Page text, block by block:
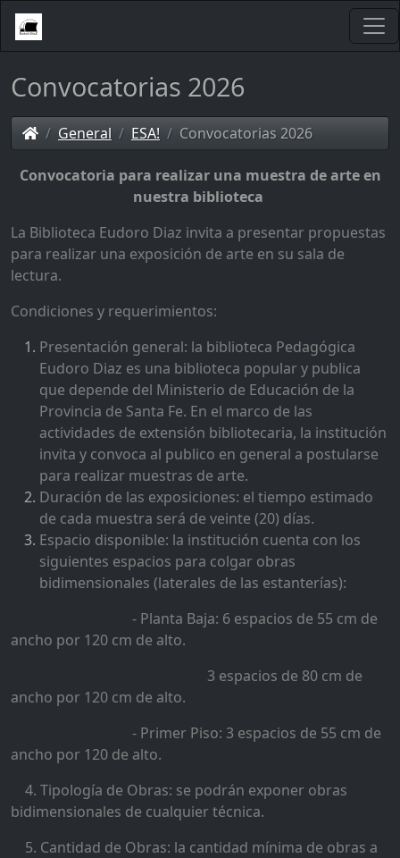
Convocatorias 2026
General ESA! Convocatorias 2026
Convocatoria para realizar una muestra de arte en
nuestra biblioteca
La Biblioteca Eudoro Diaz invita a presentar propuestas
para realizar una exposición de arte en su sala de
lectura.
Condiciones y requerimientos:
Presentación general: la biblioteca Pedagógica
Eudoro Diaz es una biblioteca popular y publica
que depende del Ministerio de Educación de la
Provincia de Santa Fe. En el marco de las
actividades de extensión bibliotecaria, la institución
invita y convoca al publico en general a postularse
para realizar muestras de arte.
Duración de las exposiciones: el tiempo estimado
de cada muestra será de veinte (20) días.
Espacio disponible: la institución cuenta con los
siguientes espacios para colgar obras
bidimensionales (laterales de las estanterías):
- Planta Baja: 6 espacios de 55 cm de
ancho por 120 cm de alto.
3 espacios de 80 cm de
ancho por 120 cm de alto.
- Primer Piso: 3 espacios de 55 cm de
ancho por 120 de alto.
4. Tipología de Obras: se podrán exponer obras
bidimensionales de cualquier técnica.
5. Cantidad de Obras: la cantidad mínima de obras a